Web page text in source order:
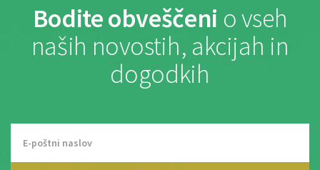
Bodite obveščeni o vseh
naših novostih, akcijah in
dogodkih